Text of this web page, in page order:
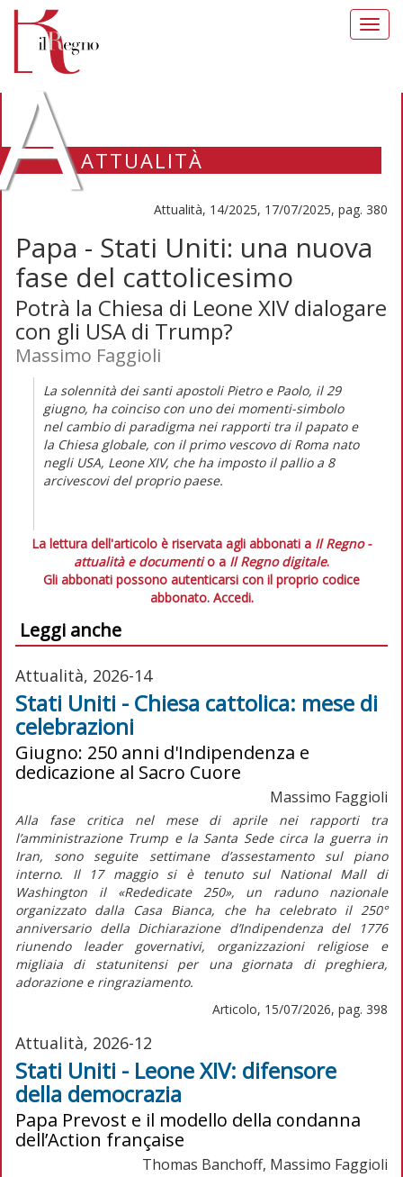
ATTUALITÀ
Attualità, 14/2025, 17/07/2025, pag. 380
Papa - Stati Uniti: una nuova
fase del cattolicesimo
Potrà la Chiesa di Leone XIV dialogare
con gli USA di Trump?
Massimo Faggioli
La solennità dei santi apostoli Pietro e Paolo, il 29
giugno, ha coinciso con uno dei momenti-simbolo
nel cambio di paradigma nei rapporti tra il papato e
la Chiesa globale, con il primo vescovo di Roma nato
negli USA, Leone XIV, che ha imposto il pallio a 8
arcivescovi del proprio paese.
La lettura dell'articolo è riservata agli abbonati a Il Regno -
attualità e documentio a Il Regno digitale.
Gli abbonati possono autenticarsi con il proprio codice
abbonato. Accedi.
Leggi anche
Attualità, 2026-14
Stati Uniti - Chiesa cattolica: mese di
celebrazioni
Giugno: 250 anni d'Indipendenza e
dedicazione al Sacro Cuore
Massimo Faggioli
Alla fase critica nel mese di aprile nei rapporti tra
l’amministrazione Trump e la Santa Sede circa la guerra in
Iran, sono seguite settimane d’assestamento sul piano
interno. Il 17 maggio si è tenuto sul National Mall di
Washington il «Rededicate 250», un raduno nazionale
organizzato dalla Casa Bianca, che ha celebrato il 250°
anniversario della Dichiarazione d’Indipendenzadel 1776
riunendo leader governativi, organizzazioni religiose e
migliaia di statunitensi per una giornata di preghiera,
adorazione e ringraziamento.
Articolo, 15/07/2026, pag. 398
Attualità, 2026-12
Stati Uniti - Leone XIV: difensore
della democrazia
Papa Prevost e il modello della condanna
dell’Action française
Thomas Banchoff, Massimo Faggioli